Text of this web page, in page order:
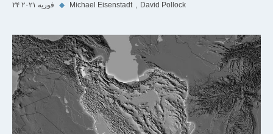
۲۴ فوریه ۲۰۲۱ ◆ Michael Eisenstadt David Pollock